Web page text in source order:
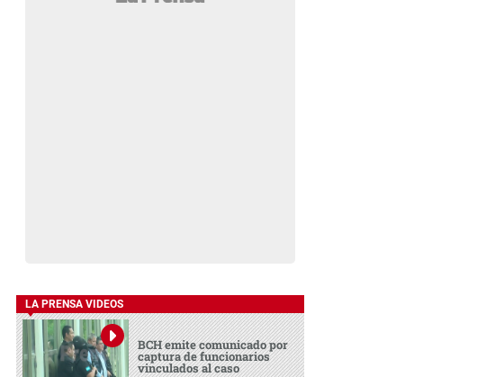
LA PRENSA VIDEOS
BCH emite comunicado por
captura de funcionarios
vinculados al caso